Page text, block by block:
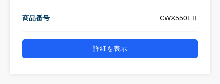
商品番号 CWX550LⅡ
詳細を表示